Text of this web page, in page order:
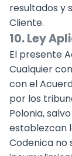
resultados y
Cliente.
10. Ley
El presente
Cualquier
con el
por los
Polonia,
establezcan
Codenica no